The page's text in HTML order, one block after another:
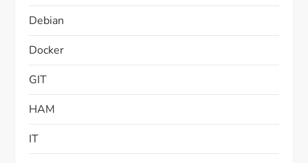
Debian
Docker
GIT
HAM
IT